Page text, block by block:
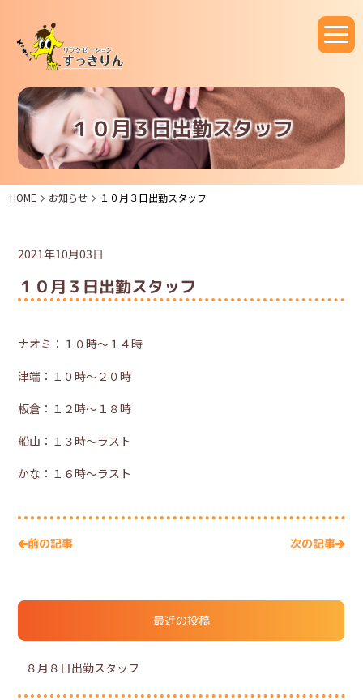
１０月３日出勤スタッフ
HOME お知らせ １０月３日出勤スタッフ
2021年10月03日
１０月３日出勤スタッフ
ナオミ：１０時～１４時
津端：１０時～２０時
板倉：１２時～１８時
船山：１３時～ラスト
かな：１６時～ラスト
前の記事 次の記事
最近の投稿
８月８日出勤スタッフ